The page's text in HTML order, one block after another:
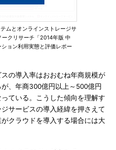
ムとオンラインストレージサ
クリサーチ「2014年版 中
ョン利用実態と評価レポー
の導入率はおおむね年商規模が
、年商300億円以上～500億円
ている。こうした傾向を理解す
サービスの導入経緯を押さえて
クラウドを導入する場合には大